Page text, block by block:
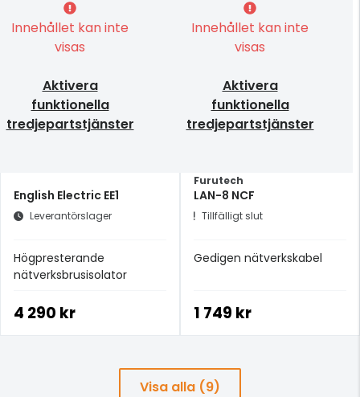
Innehållet kan inte
visas
Aktivera
funktionella
tredjepartstjänster
English Electric EE1
Leverantörslager
Högpresterande
nätverksbrusisolator
4 290 kr
Innehållet kan inte
visas
Aktivera
funktionella
tredjepartstjänster
Furutech
LAN-8 NCF
Tillfälligt slut
Gedigen nätverkskabel
1 749 kr
Visa alla (9)